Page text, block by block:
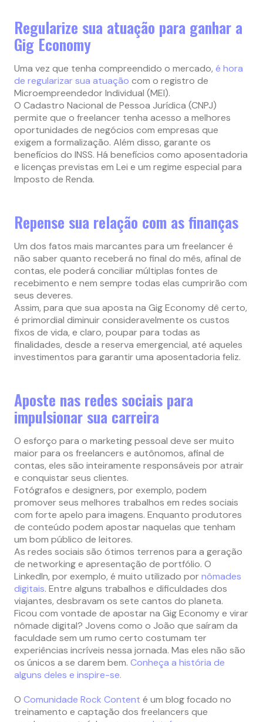
Regularize sua atuação para ganhar a
Gig Economy
Uma vez que tenha compreendido o mercado, é hora
de regularizar sua atuação com o registro de
Microempreendedor Individual (MEI).
O Cadastro Nacional de Pessoa Jurídica (CNPJ)
permite que o freelancer tenha acesso a melhores
oportunidades de negócios com empresas que
exigem a formalização. Além disso, garante os
benefícios do INSS. Há benefícios como aposentadoria
e licenças previstas em Lei e um regime especial para
Imposto de Renda.
Repense sua relação com as finanças
Um dos fatos mais marcantes para um freelancer é
não saber quanto receberá no final do mês, afinal de
contas, ele poderá conciliar múltiplas fontes de
recebimento e nem sempre todas elas cumprirão com
seus deveres.
Assim, para que sua aposta na Gig Economy dê certo,
é primordial diminuir consideravelmente os custos
fixos de vida, e claro, poupar para todas as
finalidades, desde a reserva emergencial, até aqueles
investimentos para garantir uma aposentadoria feliz.
Aposte nas redes sociais para
impulsionar sua carreira
O esforço para o marketing pessoal deve ser muito
maior para os freelancers e autônomos, afinal de
contas, eles são inteiramente responsáveis por atrair
e conquistar seus clientes.
Fotógrafos e designers, por exemplo, podem
promover seus melhores trabalhos em redes sociais
com forte apelo para imagens. Enquanto produtores
de conteúdo podem apostar naquelas que tenham
um bom público de leitores.
As redes sociais são ótimos terrenos para a geração
de networking e apresentação de portfólio. O
LinkedIn, por exemplo, é muito utilizado pornômades
digitais. Entre alguns trabalhos e dificuldades dos
viajantes, desbravam os sete cantos do planeta.
Ficou com vontade de apostar na Gig Economy e virar
nômade digital? Jovens como o João que saíram da
faculdade sem um rumo certo costumam ter
experiências incríveis nessa jornada. Mas eles não são
os únicos a se darem bem. Conheça a história de
alguns deles e inspire-se.
O Comunidade Rock Content é um blog focado no
treinamento e captação dos freelancers que